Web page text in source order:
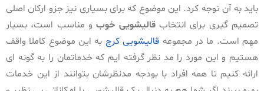
باید به آن توجه کرد. این موضوع که برای بسیاری نیز جزو ارکان اصلی
تصمیم گیری برای انتخابقالیشویی خوبو مناسب است، بسیار
مهم است. ما در مجموعه قالیشویی کرج به این موضوع کاملا واقف
هستیم و این مورد را مد نظر گرفته ایم که خدماتمان را به گونه ای
ارائه کنیم تا همه افراد با بودجه مدنظرشان بتوانند از این خدمات